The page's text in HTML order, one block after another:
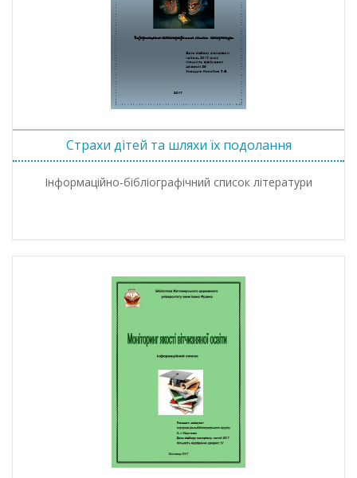
Страхи дітей та шляхи їх подолання
Інформаційно-бібліографічний список літератури